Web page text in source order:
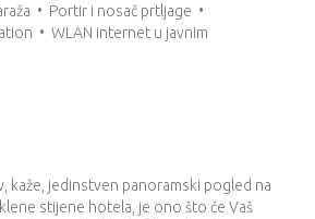
• Portir i nosač prtljage •
• WLAN internet u javnim
kaže, jedinstven panoramski pogled na
stijene hotela, je ono što će Vaš